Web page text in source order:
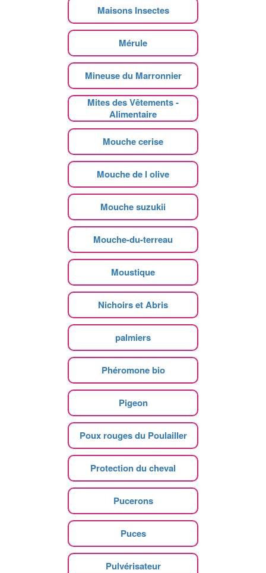
Maisons Insectes
Mérule
Mineuse du Marronnier
Mites des Vêtements -
Alimentaire
Mouche cerise
Mouche de l olive
Mouche suzukii
Mouche-du-terreau
Moustique
Nichoirs et Abris
palmiers
Phéromone bio
Pigeon
Poux rouges du Poulailler
Protection du cheval
Pucerons
Puces
Pulvérisateur